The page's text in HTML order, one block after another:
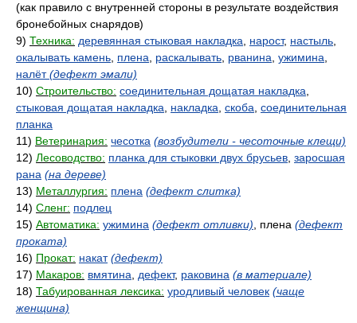
(как правило с внутренней стороны в результате воздействия
бронебойных снарядов)
9) Техника: деревянная стыковая накладка нарост, настыль
окалывать камень плена раскалывать рванина ужимина
налёт(дефект эмали)
10) Строительство: соединительная дощатая накладка
стыковая дощатая накладка
накладка скоба соединительная
планка
11) Ветеринария: чесотка (возбудители - чесоточные клещи)
12) Лесоводство: планка для стыковки двух брусьев заросшая
рана (на дереве)
13) Металлургия: плена (дефект слитка)
14) Сленг: подлец
15) Автоматика: ужимина (дефект отливки) , плена (дефект
проката)
16) Прокат: накат (дефект)
17) Макаров: вмятина дефект, раковина (в материале)
18) Табуированная лексика: уродливый человек (чаще
женщина)